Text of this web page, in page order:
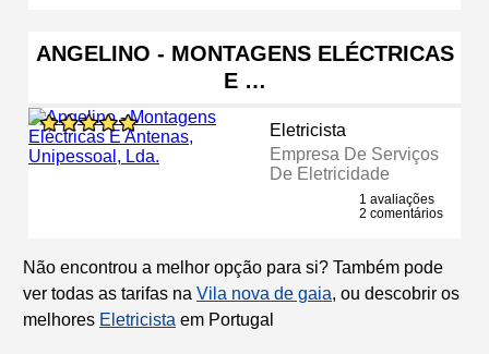
ANGELINO - MONTAGENS ELÉCTRICAS
E …
Eletricista
Empresa De Serviços
De Eletricidade
1 avaliações
2 comentários
Não encontrou a melhor opção para si? Também pode
ver todas as tarifas na Vila nova de gaia, ou descobrir os
melhores Eletricista em Portugal